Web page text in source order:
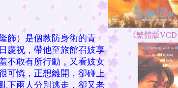
《繁體版
）是個教防身術的青
慶祝，帶他至旅館召妓享
不敢有所行動，又看妓女
可憐，正想離開，卻碰上
下兩人分別逃走，卻又老